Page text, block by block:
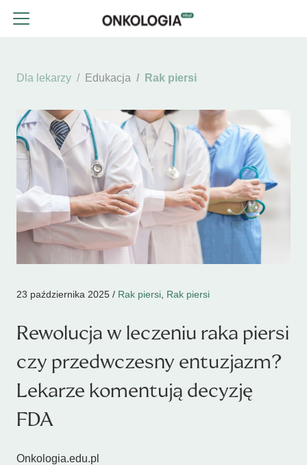
Dla lekarzy Edukacja Rak piersi
23 października 2025 / Rak piersi Rak piersi
Rewolucja w leczeniu raka piersi
czy przedwczesny entuzjazm?
Lekarze komentują decyzję
FDA
Onkologia.edu.pl